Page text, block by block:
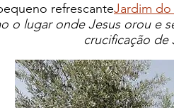
refrescanteJardim do
o lugar onde Jesus orou e
crucificação de